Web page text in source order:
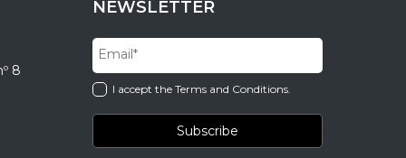
8
NEWSLETTER
I accept the Terms and Conditions.